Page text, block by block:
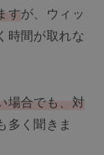
すが、ウィッ
時間が取れな
場合でも、対
多く聞きま